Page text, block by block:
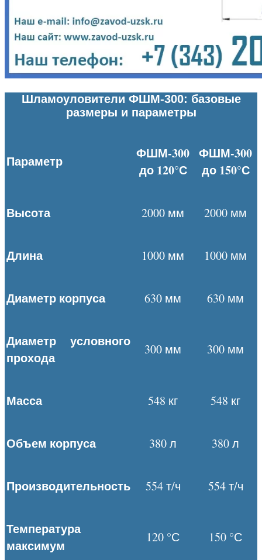
Шламоуловители ФШМ-300: базовые
размеры и параметры
Параметр
ФШМ-300
до 120°С
ФШМ-300
до 150°С
Высота 2000 мм 2000 мм
Длина 1000 мм 1000 мм
Диаметр корпуса 630 мм 630 мм
Диаметр условного
прохода
300 мм 300 мм
Масса 548 кг 548 кг
Объем корпуса 380 л 380 л
Производительность 554 т/ч 554 т/ч
Температура
максимум
120 °С 150 °С